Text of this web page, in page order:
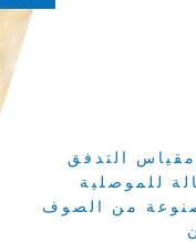
التدفق
للموصلية
من الصوف